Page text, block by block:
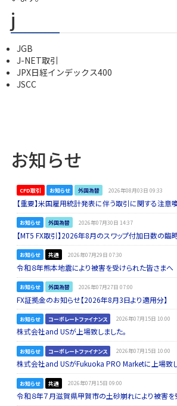
j
JGB
J-NET取引
JPX日経インデックス400
JSCC
お知らせ
CFD取引 お知らせ 外国為替 2026年08月03日 09:33
【重要】米国雇用統計発表に伴う取引に関する注意
お知らせ 外国為替 2026年07月30日 14:37
【MT5 FX取引】2026年8月のスワップ付加日数の臨
お知らせ 共通 2026年07月29日 07:30
令和８年熊本地震により被害を受けられた皆さまへ
お知らせ 外国為替 2026年07月27日 07:00
FX証拠金のお知らせ【2026年8月3日より適用分】
お知らせ コーポレートファイナンス 2026年07月15日 10:00
株式会社and USが上場致しました。
お知らせ コーポレートファイナンス 2026年07月15日 10:00
株式会社and USがFukuoka PRO Marketに上場致し
お知らせ 共通 2026年07月15日 09:00
令和８年７月滋賀県甲賀市の土砂崩れにより被害